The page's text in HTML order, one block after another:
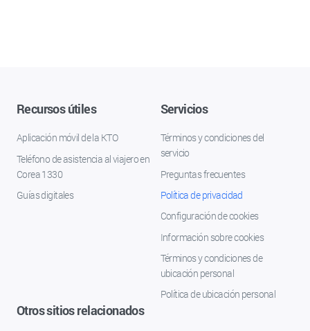
Recursos útiles
Aplicación móvil de la KTO
Teléfono de asistencia al viajero en
Corea 1330
Guías digitales
Servicios
Términos y condiciones del
servicio
Preguntas frecuentes
Política de privacidad
Configuración de cookies
Información sobre cookies
Términos y condiciones de
ubicación personal
Política de ubicación personal
Otros sitios relacionados